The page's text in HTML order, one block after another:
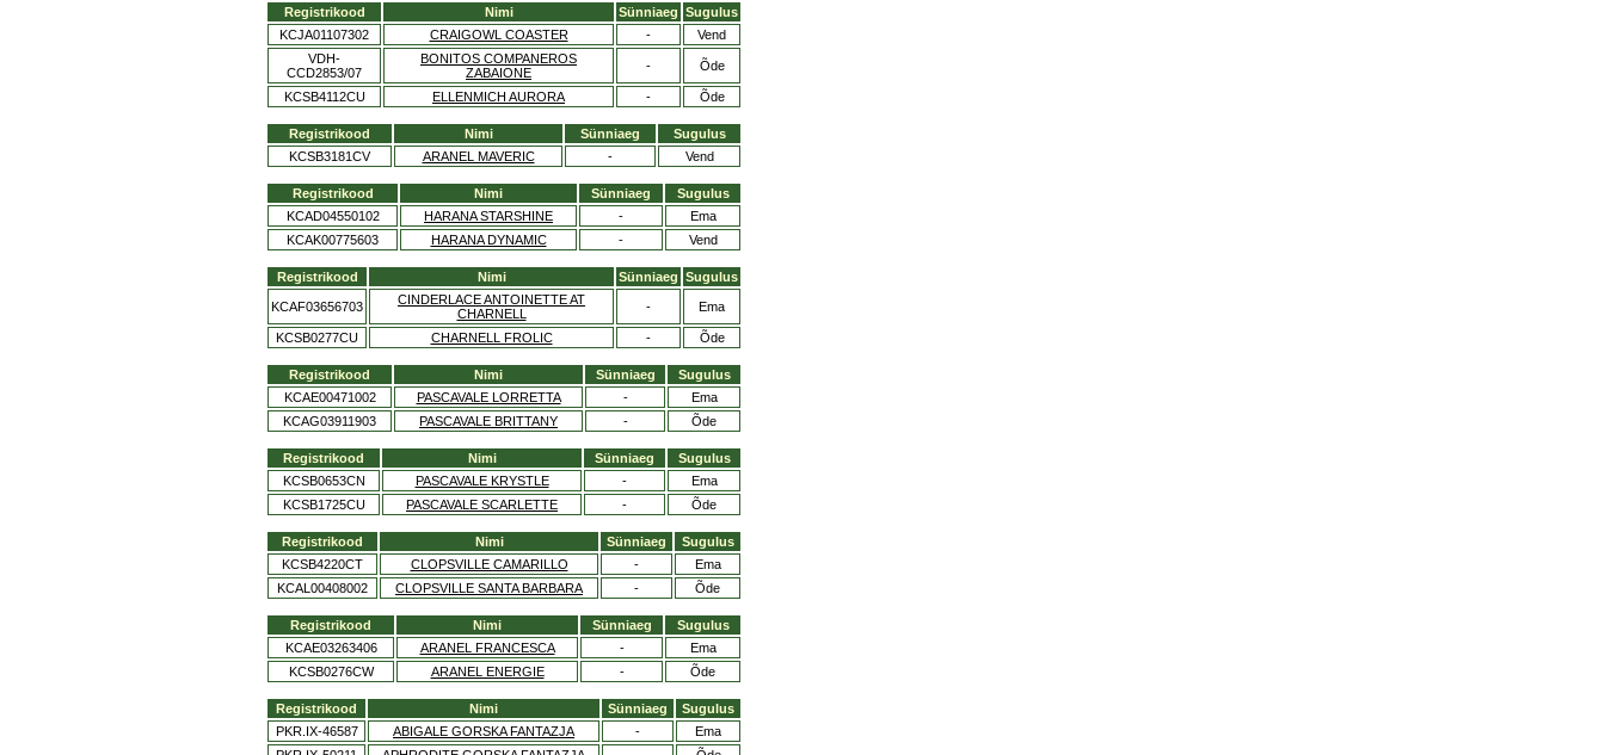
Registrikood
Nimi Sünniaeg Sugulus
KCJA01107302
CRAIGOWL COASTER -
Vend
VDH-
CCD2853/07
BONITOS COMPANEROS
ZABAIONE
- Õde
KCSB4112CU ELLENMICH AURORA - Õde
Registrikood Nimi Sünniaeg
Sugulus
KCSB3181CV
ARANEL MAVERIC - Vend
Registrikood Nimi Sünniaeg
Sugulus
KCAD04550102
HARANA STARSHINE -
Ema
KCAK00775603
HARANA DYNAMIC - Vend
Registrikood Nimi Sünniaeg Sugulus
KCAF03656703
CINDERLACE ANTOINETTE AT
CHARNELL
- Ema
KCSB0277CU CHARNELL FROLIC - Õde
Registrikood Nimi Sünniaeg
Sugulus
KCAE00471002
PASCAVALE LORRETTA -
Ema
KCAG03911903
PASCAVALE BRITTANY - Õde
Registrikood Nimi Sünniaeg
Sugulus
KCSB0653CN
PASCAVALE KRYSTLE -
Ema
KCSB1725CU
PASCAVALE SCARLETTE - Õde
Registrikood Nimi Sünniaeg
Sugulus
KCSB4220CT
CLOPSVILLE CAMARILLO -
Ema
KCAL00408002
CLOPSVILLE SANTA BARBARA - Õde
Registrikood Nimi Sünniaeg
Sugulus
KCAE03263406
ARANEL FRANCESCA -
Ema
KCSB0276CW
ARANEL ENERGIE - Õde
Registrikood Nimi Sünniaeg
Sugulus
PKR.IX-46587
ABIGALE GORSKA FANTAZJA -
Ema